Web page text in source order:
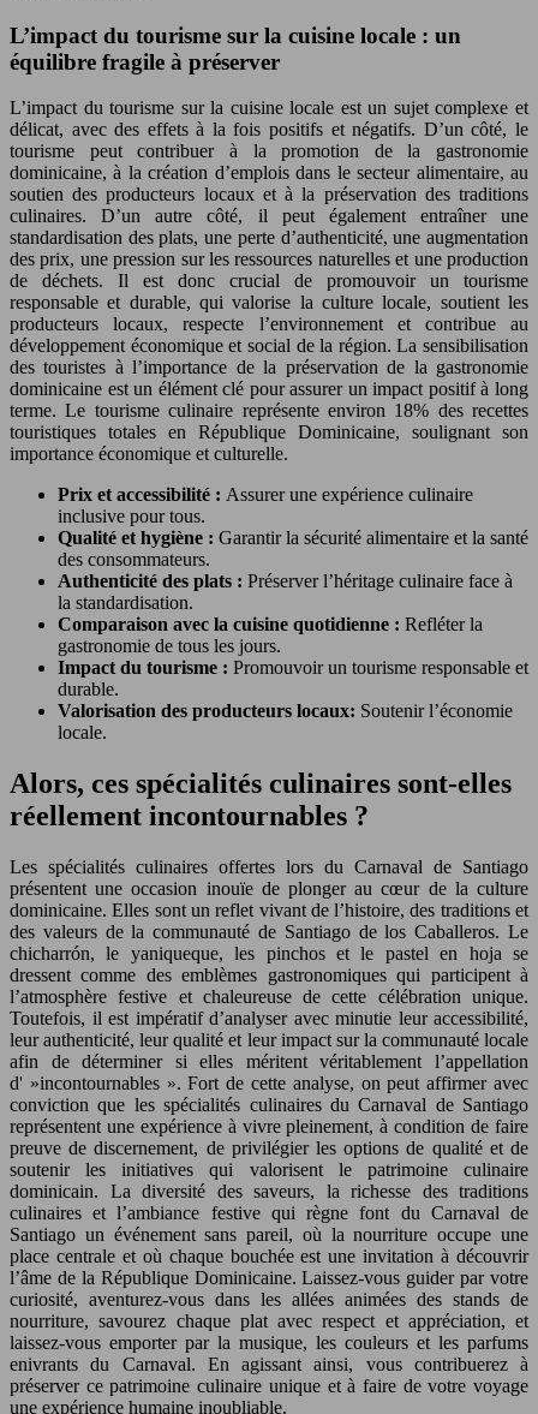
L’impact du tourisme sur la cuisine locale : un
équilibre fragile à préserver
L’impact du tourisme sur la cuisine locale est un sujet complexe et
délicat, avec des effets à la fois positifs et négatifs. D’un côté, le
tourisme peut contribuer à la promotion de la gastronomie
dominicaine, à la création d’emplois dans le secteur alimentaire, au
soutien des producteurs locaux et à la préservation des traditions
culinaires. D’un autre côté, il peut également entraîner une
standardisation des plats, une perte d’authenticité, une augmentation
des prix, une pression sur les ressources naturelles et une production
de déchets. Il est donc crucial de promouvoir un tourisme
responsable et durable, qui valorise la culture locale, soutient les
producteurs locaux, respecte l’environnement et contribue au
développement économique et social de la région. La sensibilisation
des touristes à l’importance de la préservation de la gastronomie
dominicaine est un élément clé pour assurer un impact positif à long
terme. Le tourisme culinaire représente environ 18% des recettes
touristiques totales en République Dominicaine, soulignant son
importance économique et culturelle.
Prix et accessibilité : Assurer une expérience culinaire
inclusive pour tous.
Qualité et hygiène : Garantir la sécurité alimentaire et la santé
des consommateurs.
Authenticité des plats : Préserver l’héritage culinaire face à
la standardisation.
Comparaison avec la cuisine quotidienne : Refléter la
gastronomie de tous les jours.
Impact du tourisme : Promouvoir un tourisme responsable et
durable.
Valorisation des producteurs locaux: Soutenir l’économie
locale.
Alors, ces spécialités culinaires sont-elles
réellement incontournables ?
Les spécialités culinaires offertes lors du Carnaval de Santiago
présentent une occasion inouïe de plonger au cœur de la culture
dominicaine. Elles sont un reflet vivant de l’histoire, des traditions et
des valeurs de la communauté de Santiago de los Caballeros. Le
chicharrón, le yaniqueque, les pinchos et le pastel en hoja se
dressent comme des emblèmes gastronomiques qui participent à
l’atmosphère festive et chaleureuse de cette célébration unique.
Toutefois, il est impératif d’analyser avec minutie leur accessibilité,
leur authenticité, leur qualité et leur impact sur la communauté locale
afin de déterminer si elles méritent véritablement l’appellation
d' »incontournables ». Fort de cette analyse, on peut affirmer avec
conviction que les spécialités culinaires du Carnaval de Santiago
représentent une expérience à vivre pleinement, à condition de faire
preuve de discernement, de privilégier les options de qualité et de
soutenir les initiatives qui valorisent le patrimoine culinaire
dominicain. La diversité des saveurs, la richesse des traditions
culinaires et l’ambiance festive qui règne font du Carnaval de
Santiago un événement sans pareil, où la nourriture occupe une
place centrale et où chaque bouchée est une invitation à découvrir
l’âme de la République Dominicaine. Laissez-vous guider par votre
curiosité, aventurez-vous dans les allées animées des stands de
nourriture, savourez chaque plat avec respect et appréciation, et
laissez-vous emporter par la musique, les couleurs et les parfums
enivrants du Carnaval. En agissant ainsi, vous contribuerez à
préserver ce patrimoine culinaire unique et à faire de votre voyage
une expérience humaine inoubliable.